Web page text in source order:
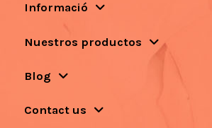
Informació
Nuestros productos
Blog
Contact us